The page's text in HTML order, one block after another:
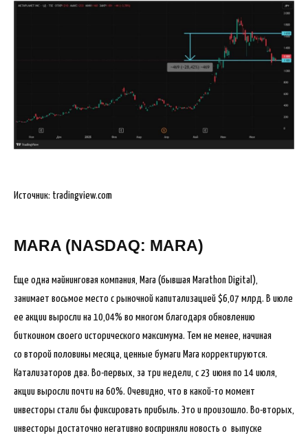
Источник: tradingview.com
MARA (NASDAQ: MARA)
Еще одна майнинговая компания, Mara (бывшая Marathon Digital),
занимает восьмое место с рыночной капитализацией $6,07 млрд. В июле
ее акции выросли на 10,04% во многом благодаря обновлению
биткоином своего исторического максимума. Тем не менее, начиная
со второй половины месяца, ценные бумаги Mara корректируются.
Катализаторов два. Во-первых, за три недели, с 23 июня по 14 июля,
акции выросли почти на 60%. Очевидно, что в какой-то момент
инвесторы стали бы фиксировать прибыль. Это и произошло. Во-вторых,
инвесторы достаточно негативно восприняли новость о выпуске